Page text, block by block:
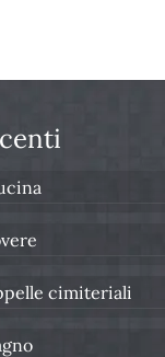
cimiteriali